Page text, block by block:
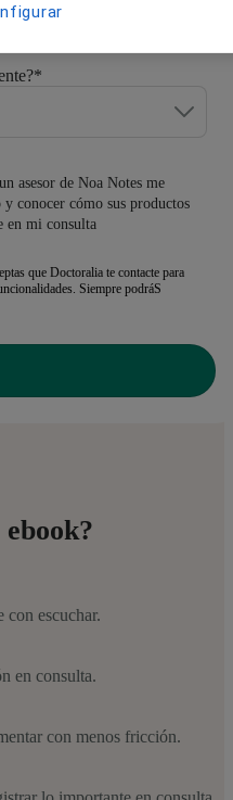
*
asesor de Noa Notes me
y conocer cómo sus productos
en mi consulta
que Doctoralia te contacte para
Siempre podráS
con escuchar.
en consulta.
con menos fricción.